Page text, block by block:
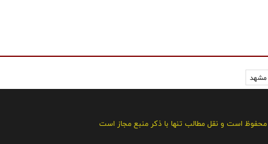
مشهد
است و نقل مطالب تنها با ذکر منبع مجاز است